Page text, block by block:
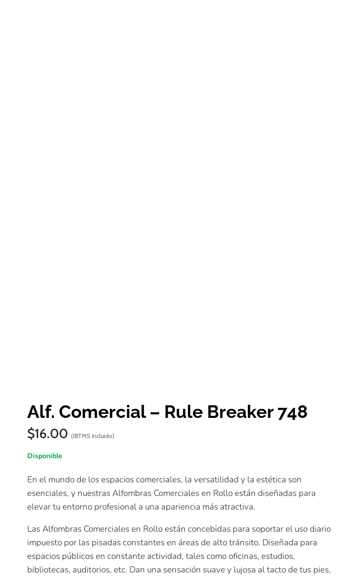
Alf. Comercial – Rule Breaker 748
$16.00 (IBTMS Incluido)
Disponible
En el mundo de los espacios comerciales, la versatilidad y la estética son
esenciales, y nuestras Alfombras Comerciales en Rollo están diseñadas para
elevar tu entorno profesional a una apariencia más atractiva.
Las Alfombras Comerciales en Rollo están concebidas para soportar el uso diario
impuesto por las pisadas constantes en áreas de alto tránsito. Diseñada para
espacios públicos en constante actividad, tales como oficinas, estudios,
bibliotecas, auditorios, etc. Dan una sensación suave y lujosa al tacto de tus pies,